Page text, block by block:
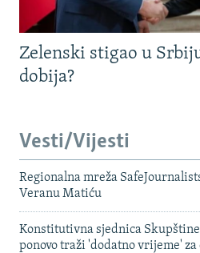
Zelenski stigao u
dobija?
Vesti/Vijesti
Regionalna mreža
Veranu Matiću
Konstitutivna sjednica
ponovo traži 'dodatno vrijeme' za